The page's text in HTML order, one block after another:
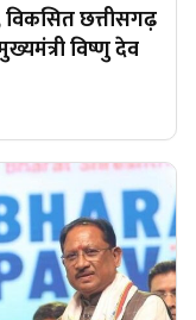
विकसित छत्तीसगढ़
विष्णु देव